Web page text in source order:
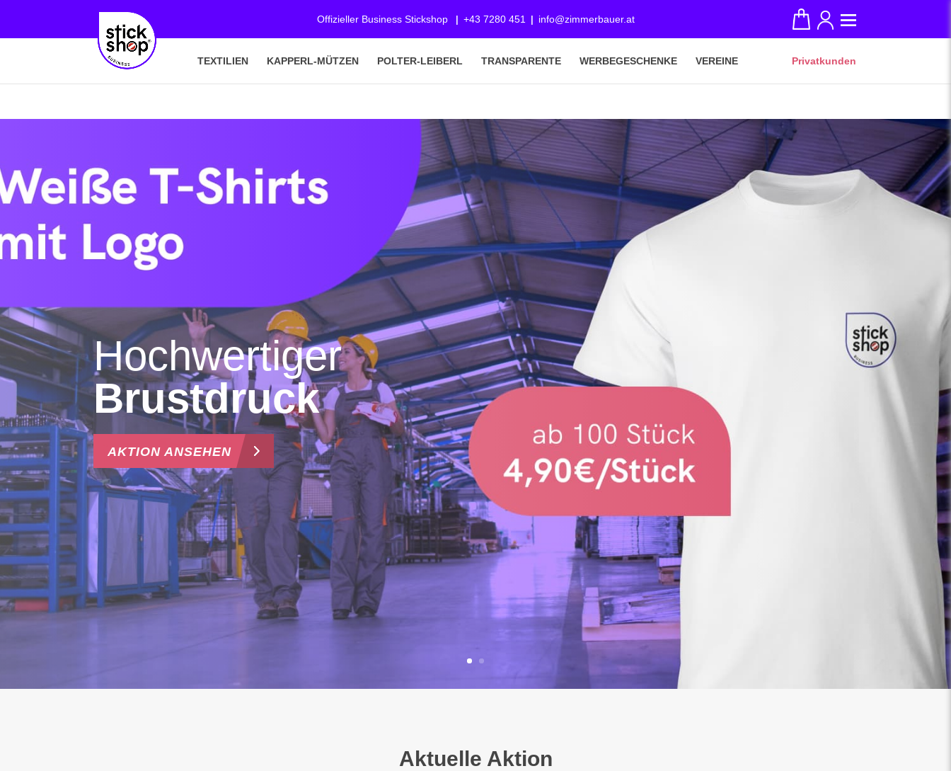
Offizieller Business Stickshop +43 7280 451 info@zimmerbauer.at
TEXTILIEN KAPPERL-MÜTZEN POLTER-LEIBERL TRANSPARENTE WERBEGESCHENKE VEREINE Privatkunden
für Firmen
Aktuelle Aktion